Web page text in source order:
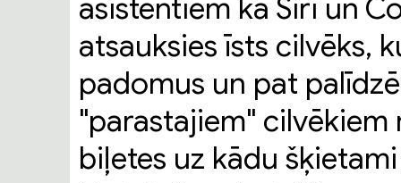
asistentiem kā Siri un
atsauksies īsts cilvēks,
padomus un pat
"parastajiem" cilvēkiem
biļetes uz kādu